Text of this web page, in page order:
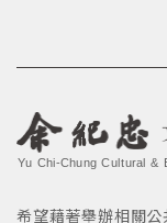
Yu Chi-Chung Cultural &
希望藉著舉辦相關